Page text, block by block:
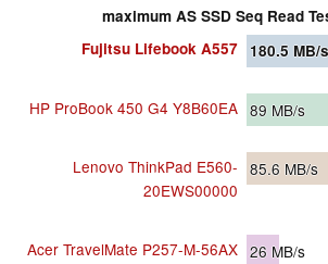
maximum AS SSD Seq Read
Fujitsu Lifebook A557
180.5 MB/s
HP ProBook 450 G4 Y8B60EA 89 MB/s
Lenovo ThinkPad E560-
20EWS00000
85.6 MB/s
Acer TravelMate P257-M-56AX 26 MB/s